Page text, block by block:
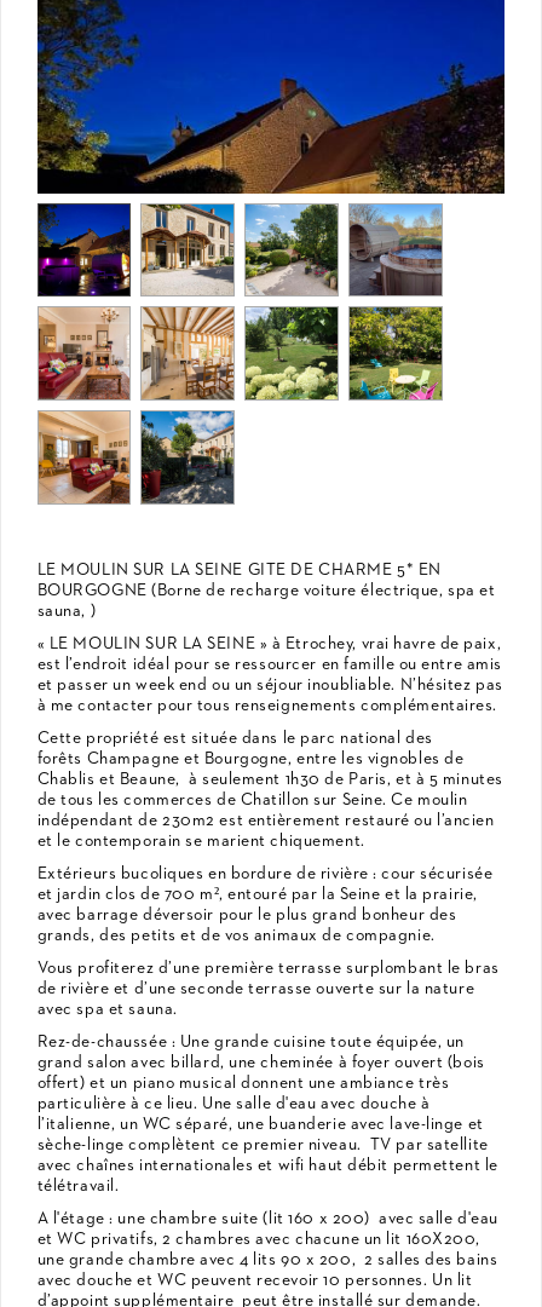
LE MOULIN SUR LA SEINE GITE DE CHARME 5* EN
BOURGOGNE (Borne de recharge voiture électrique, spa et
sauna, )
« LE MOULIN SUR LA SEINE » à Etrochey, vrai havre de paix,
est l’endroit idéal pour se ressourcer en famille ou entre amis
et passer un week end ou un séjour inoubliable. N’hésitez pas
à me contacter pour tous renseignements complémentaires.
Cette propriété est située dans le parc national des
forêts Champagne et Bourgogne, entre les vignobles de
Chablis et Beaune, à seulement 1h30 de Paris, et à 5 minutes
de tous les commerces de Chatillon sur Seine. Ce moulin
indépendant de 230m2 est entièrement restauré ou l’ancien
et le contemporain se marient chiquement.
Extérieurs bucoliques en bordure de rivière : cour sécurisée
et jardin clos de 700 m², entouré par la Seine et la prairie,
avec barrage déversoir pour le plus grand bonheur des
grands, des petits et de vos animaux de compagnie.
Vous profiterez d’une première terrasse surplombant le bras
de rivière et d’une seconde terrasse ouverte sur la nature
avec spa et sauna.
Rez-de-chaussée : Une grande cuisine toute équipée, un
grand salon avec billard, une cheminée à foyer ouvert (bois
offert) et un piano musical donnent une ambiance très
particulière à ce lieu. Une salle d'eau avec douche à
l’italienne, un WC séparé, une buanderie avec lave-linge et
sèche-linge complètent ce premier niveau. TV par satellite
avec chaînes internationales et wifi haut débit permettent le
télétravail.
A l'étage : une chambre suite (lit 160 x 200) avec salle d'eau
et WC privatifs, 2 chambres avec chacune un lit 160X200,
une grande chambre avec 4 lits 90 x 200, 2 salles des bains
avec douche et WC peuvent recevoir 10 personnes. Un lit
d’appoint supplémentaire peut être installé sur demande.